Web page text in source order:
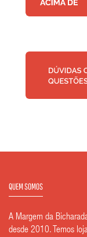
QUEM SOMOS
A Margem da
desde 2010. Temos